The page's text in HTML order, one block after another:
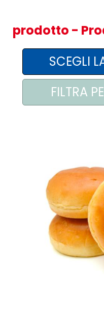
CONTATTI
AREA AGENTI
prodotto -